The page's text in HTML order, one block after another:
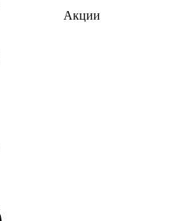
Акции